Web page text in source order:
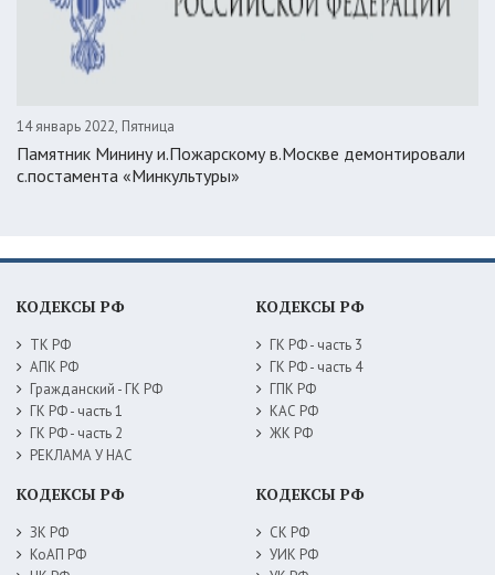
14 январь 2022, Пятница
Памятник Минину и.Пожарскому в.Москве демонтировали
с.постамента «Минкультуры»
КОДЕКСЫ РФ
ТК РФ
АПК РФ
Гражданский - ГК РФ
ГК РФ - часть 1
ГК РФ - часть 2
РЕКЛАМА У НАС
КОДЕКСЫ РФ
ГК РФ - часть 3
ГК РФ - часть 4
ГПК РФ
КАС РФ
ЖК РФ
КОДЕКСЫ РФ
ЗК РФ
КоАП РФ
КОДЕКСЫ РФ
СК РФ
УИК РФ